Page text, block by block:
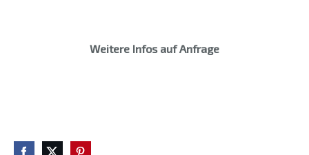
Weitere Infos auf Anfrage